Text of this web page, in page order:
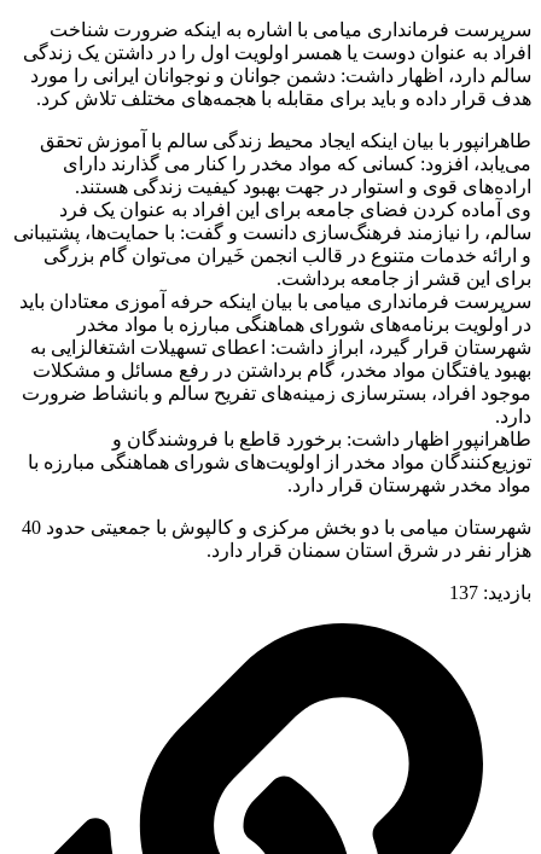
سرپرست فرمانداری میامی با اشاره به اینکه ضرورت شناخت
افراد به عنوان دوست یا همسر اولویت اول را در داشتن یک زندگی
سالم دارد، اظهار داشت: دشمن جوانان و نوجوانان ایرانی را مورد
هدف قرار داده و باید برای مقابله با هجمه‌های مختلف تلاش کرد.
طاهرانپور با بیان اینکه ایجاد محیط زندگی سالم با آموزش تحقق
می‌یابد، افزود: کسانی که مواد مخدر را کنار می گذارند دارای
اراده‌های قوی و استوار در جهت بهبود کیفیت زندگی هستند.
وی آماده کردن فضای جامعه برای این افراد به عنوان یک فرد
سالم، را نیازمند فرهنگ‌سازی دانست و گفت: با حمایت‌ها، پشتیبانی
و ارائه خدمات متنوع در قالب انجمن خَیران می‌توان گام بزرگی
برای این قشر از جامعه برداشت.
سرپرست فرمانداری میامی با بیان اینکه حرفه آموزی معتادان باید
در اولویت برنامه‌های شورای هماهنگی مبارزه با مواد مخدر
شهرستان قرار گیرد، ابراز داشت: اعطای تسهیلات اشتغالزایی به
بهبود یافتگان مواد مخدر، گام برداشتن در رفع مسائل و مشکلات
موجود افراد، بسترسازی زمینه‌های تفریح سالم و بانشاط ضرورت
دارد.
طاهرانپور اظهار داشت: برخورد قاطع با فروشندگان و
توزیع‌کنندگان مواد مخدر از اولویت‌های شورای هماهنگی مبارزه با
مواد مخدر شهرستان قرار دارد.
شهرستان میامی با دو بخش مرکزی و کالپوش با جمعیتی حدود 40
هزار نفر در شرق استان سمنان قرار دارد.
بازدید: 137